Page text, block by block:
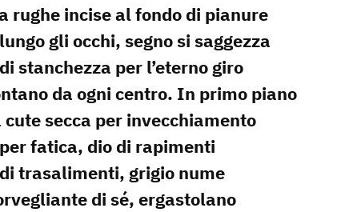
rughe incise al fondo di pianure
gli occhi, segno si saggezza
stanchezza per l’eterno giro
da ogni centro. In primo piano
cute secca per invecchiamento
fatica, dio di rapimenti
trasalimenti, grigio nume
di sé, ergastolano